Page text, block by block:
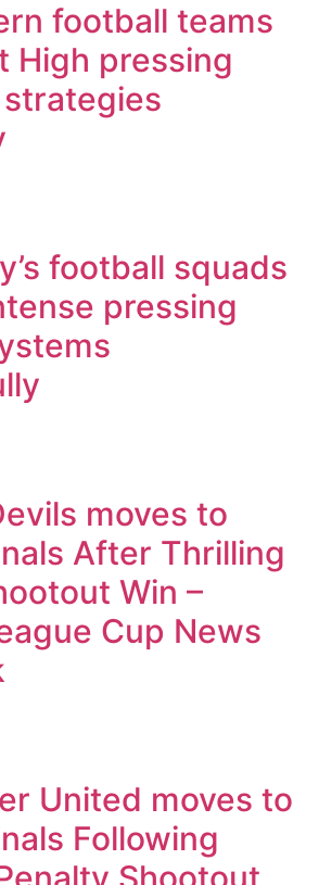
football teams
High pressing
football squads
pressing
moves to
After Thrilling
Win –
Cup News
United moves to
Following